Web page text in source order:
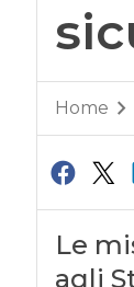
Home
Le
agli